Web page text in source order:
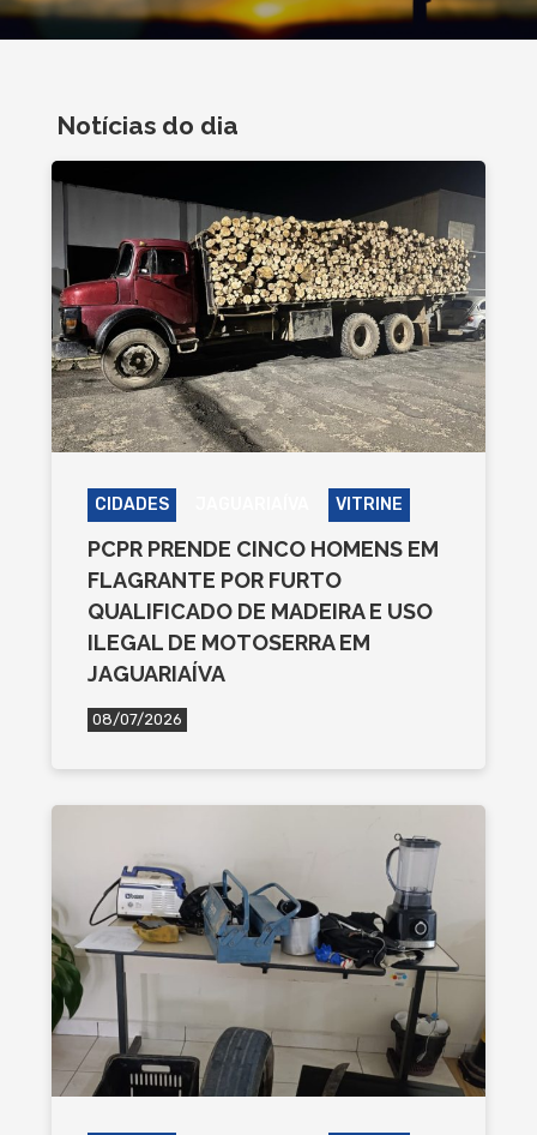
Notícias do dia
CIDADES VITRINE
PCPR PRENDE CINCO HOMENS EM
FLAGRANTE POR FURTO
QUALIFICADO DE MADEIRA E USO
ILEGAL DE MOTOSERRA EM
JAGUARIAÍVA
08/07/2026